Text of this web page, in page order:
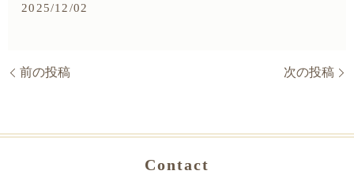
2025/12/02
前の投稿 次の投稿
Contact